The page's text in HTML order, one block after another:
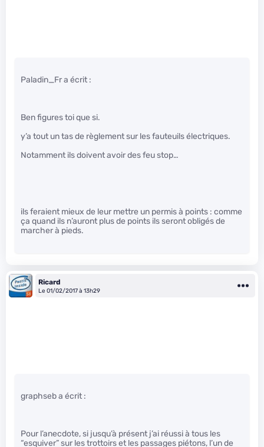
Paladin_Fr a écrit :
Ben figures toi que si.
y’a tout un tas de règlement sur les fauteuils électriques.
Notamment ils doivent avoir des feu stop…
ils feraient mieux de leur mettre un permis à points : comme
ça quand ils n’auront plus de points ils seront obligés de
marcher à pieds.
Ricard
Le 01/02/2017 à 13h29
graphseb a écrit :
Pour l’anecdote, si jusqu’à présent j’ai réussi à tous les
“esquiver” sur les trottoirs et les passages piétons, l’un de